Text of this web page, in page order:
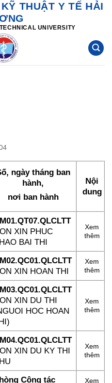
THUẬT Y TẾ HẢI
UNIVERSITY
ngày tháng ban
hành,
nơi ban hành
Nội
dung
XIN PHUC
BAI THI
Xem
thêm
XIN HOAN THI
Xem
thêm
XIN DU THI
HOC HOAN
Xem
thêm
XIN DU KY THI
Xem
thêm
Công tác
Xem